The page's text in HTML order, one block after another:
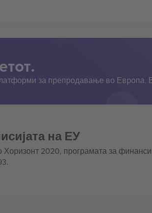
за препродавање во Европа.
на ЕУ
Хоризонт 2020, програмата за